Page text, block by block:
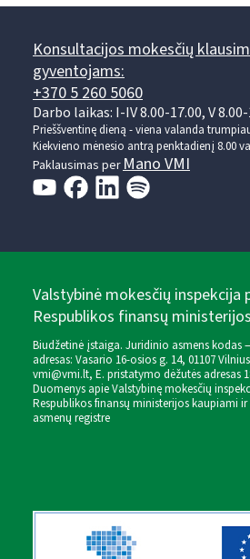
Konsultacijos mokesčių
gyventojams:
+370 5 260 5060
Darbo laikas: I-IV 8.00-17.00, V
Prieššventinę dieną - viena valanda
Kiekvieno mėnesio antrą penktadienį 8.00
Paklausimas perMano VMI
Valstybinė mokesčių inspekcija
Respublikos finansų ministerijos
Biudžetinė įstaiga. Juridinio asmens kodas
adresas: Vasario 16-osios g. 14, 01107
vmi@vmi.lt, E. pristatymo dėžutės adresas
Duomenys apie Valstybinę mokesčių
Respublikos finansų ministerijos kaupiami
asmenų registre